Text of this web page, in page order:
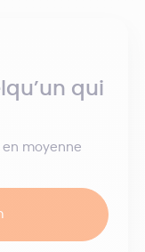
qui
en moyenne